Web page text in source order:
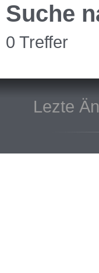
Suche
0 Treffer
Lezte